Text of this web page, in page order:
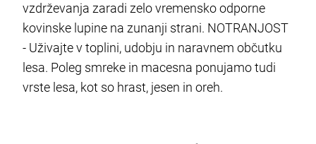
vzdrževanja zaradi zelo vremensko odporne
kovinske lupine na zunanji strani. NOTRANJOST
- Uživajte v toplini, udobju in naravnem občutku
lesa. Poleg smreke in macesna ponujamo tudi
vrste lesa, kot so hrast, jesen in oreh.